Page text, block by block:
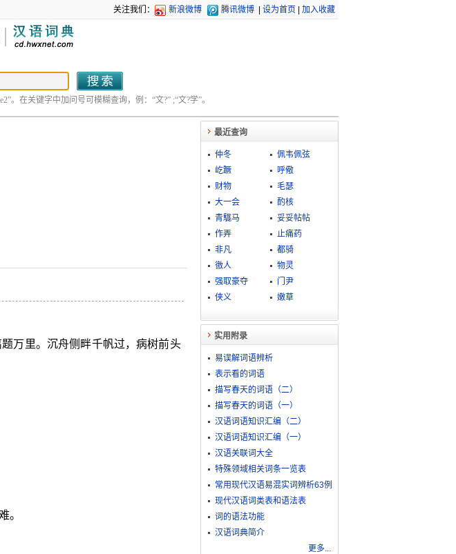
关注我们： 新浪微博 腾讯微博 设为首页 加入收藏
。在关键字中加问号可模糊查询，例：“文?” ;“文?学”。
万里。沉舟侧畔千帆过，病树前头
。
最近查询
仲冬
佩韦佩弦
屹蹶
呼儆
财物
毛瑟
大一会
酌核
青駹马
妥妥帖帖
作弄
止痛药
非凡
都骑
徼人
物灵
强取豪夺
门尹
侠义
嫩草
实用附录
易误解词语辨析
表示看的词语
描写春天的词语（二）
描写春天的词语（一）
汉语词语知识汇编（二）
汉语词语知识汇编（一）
汉语关联词大全
特殊领域相关词条一览表
常用现代汉语易混实词辨析63例
现代汉语词类表和语法表
词的语法功能
汉语词典简介
更多...